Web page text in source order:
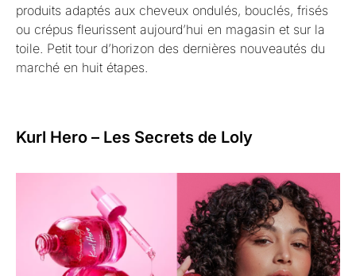
produits adaptés aux cheveux ondulés, bouclés, frisés
ou crépus fleurissent aujourd’hui en magasin et sur la
toile. Petit tour d’horizon des dernières nouveautés du
marché en huit étapes.
Kurl Hero – Les Secrets de Loly